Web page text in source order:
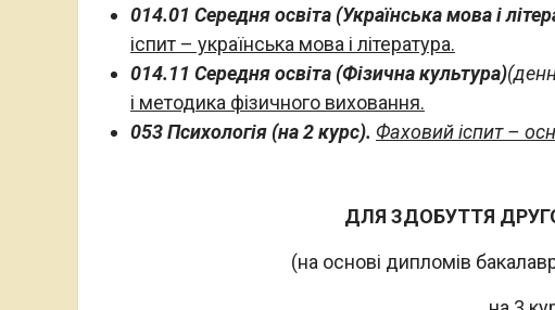
014.01 Середня освіта (Українська мова і
іспит – українська мова і література.
014.11 Середня освіта (Фізична культура)
і методика фізичного виховання.
053 Психологія (на 2 курс). Фаховий іспит –
ДЛЯ ЗДОБУТТЯ
(на основі дипломів